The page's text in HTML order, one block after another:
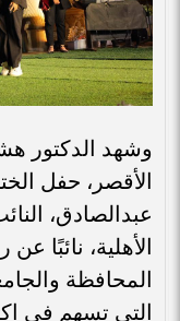
وشهد الدكتور
الأقصر، حفل
عبدالصادق،
الأهلية، نائبًا
المحافظة
التي تسهم في